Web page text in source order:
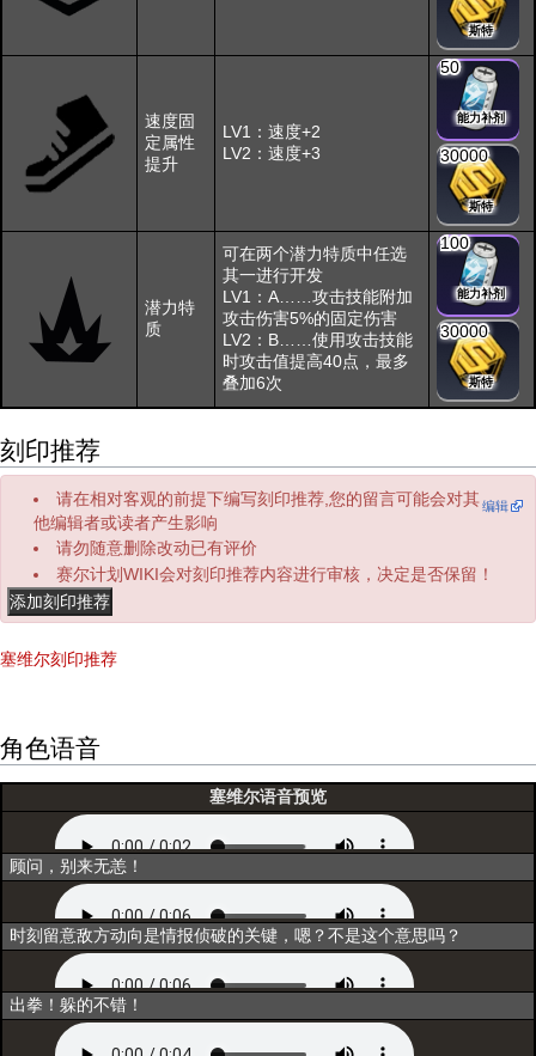
斯特
速度固
定属性
提升
LV1：速度+2
LV2：速度+3
50
能力补剂
30000
斯特
潜力特
质
可在两个潜力特质中任选
其一进行开发
LV1：A……攻击技能附加
攻击伤害5%的固定伤害
LV2：B……使用攻击技能
时攻击值提高40点，最多
叠加6次
100
能力补剂
30000
斯特
刻印推荐
编辑
请在相对客观的前提下编写刻印推荐,您的留言可能会对其
他编辑者或读者产生影响
请勿随意删除改动已有评价
赛尔计划WIKI会对刻印推荐内容进行审核，决定是否保留！
塞维尔刻印推荐
角色语音
塞维尔语音预览
初次登场
顾问，别来无恙！
选择
时刻留意敌方动向是情报侦破的关键，嗯？不是这个意思吗？
互动1
出拳！躲的不错！